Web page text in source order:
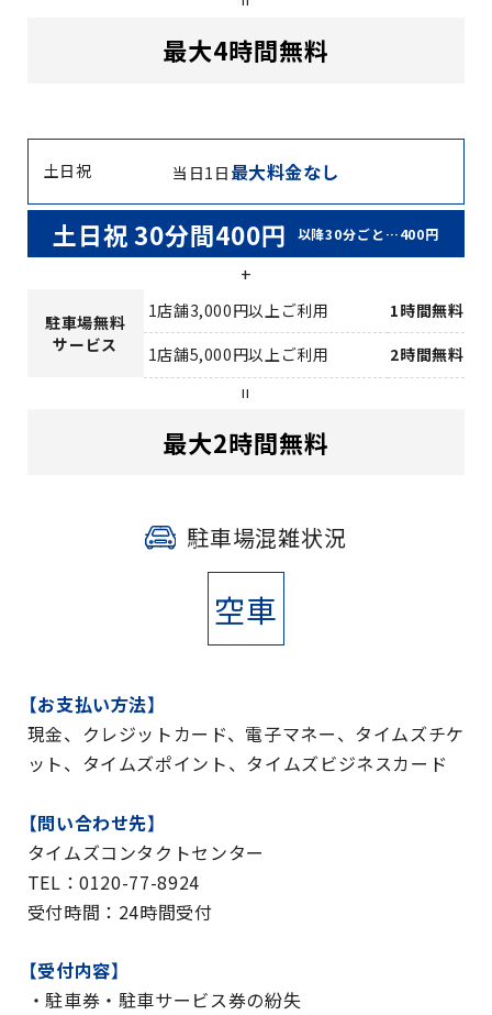
最大4時間無料
土日祝 当日1日 最大料金なし
土日祝 30分間400円 以降30分ごと…400円
+
駐車場無料
サービス
1店舗3,000円以上ご利用
1時間無料
1店舗5,000円以上ご利用
2時間無料
=
最大2時間無料
駐車場混雑状況
空車
【お支払い方法】
現金、クレジットカード、電子マネー、タイムズチケ
ット、タイムズポイント、タイムズビジネスカード
【問い合わせ先】
タイムズコンタクトセンター
TEL：0120-77-8924
受付時間：24時間受付
【受付内容】
・駐車券・駐車サービス券の紛失